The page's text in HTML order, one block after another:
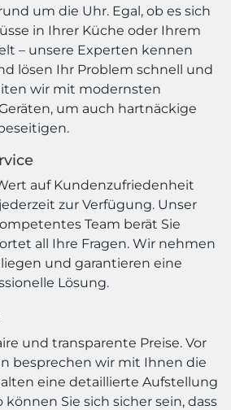
um die Uhr. Egal, ob es sich
in Ihrer Küche oder Ihrem
– unsere Experten kennen
lösen Ihr Problem schnell und
wir mit modernsten
um auch hartnäckige
auf Kundenzufriedenheit
zur Verfügung. Unser
Team berät Sie
all Ihre Fragen. Wir nehmen
und garantieren eine
Lösung.
und transparente Preise. Vor
besprechen wir mit Ihnen die
eine detaillierte Aufstellung
können Sie sich sicher sein, dass